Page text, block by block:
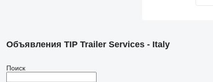
Объявления TIP Trailer Services - Italy
Поиск